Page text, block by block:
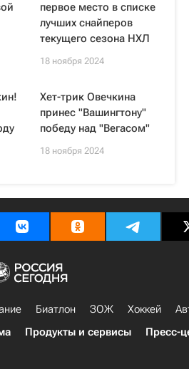
первое место в списке
лучших снайперов
текущего сезона НХЛ
18 ноября 2024
Хет-трик Овечкина
принес "Вашингтону"
победу над "Вегасом"
18 ноября 2024
Биатлон ЗОЖ Хоккей
Продукты и сервисы Пресс-